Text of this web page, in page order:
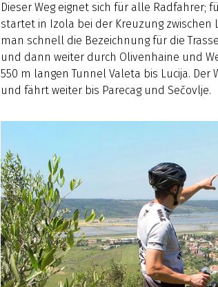
Dieser Weg eignet sich für alle Radfahrer;
startet in Izola bei der Kreuzung
man schnell die Bezeichnung für die
und dann weiter durch Olivenhaine und
550 m langen Tunnel Valeta bis Lucija.
und fährt weiter bis Parecag und Sečovlje.